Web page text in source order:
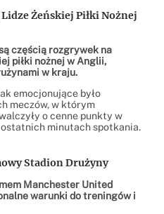
Żeńskiej Piłki Nożnej
częścią rozgrywek na
piłki nożnej w Anglii,
w kraju.
emocjonujące było
meczów, w którym
o cenne punkty w
ostatnich minutach spotkania.
Stadion Drużyny
Manchester United
warunki do treningów i